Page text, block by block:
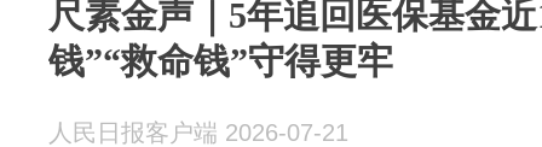
尺素金声｜5年追回医保基金
钱”“救命钱”守得更牢
人民日报客户端 2026-07-21